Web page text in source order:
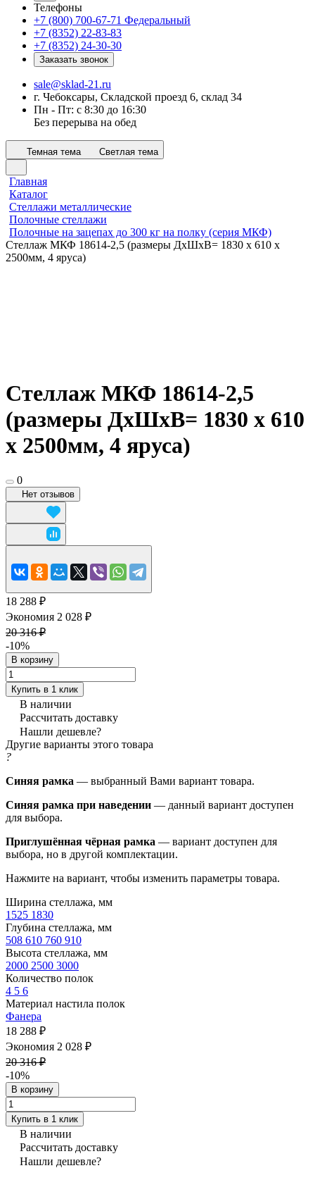
Телефоны
+7 (800) 700-67-71 Федеральный
+7 (8352) 22-83-83
+7 (8352) 24-30-30
Заказать звонок
sale@sklad-21.ru
г. Чебоксары, Складской проезд 6, склад 34
Пн - Пт: с 8:30 до 16:30
Без перерыва на обед
Темная тема Светлая тема
Главная
Каталог
Стеллажи металлические
Полочные стеллажи
Полочные на зацепах до 300 кг на полку (серия МКФ)
Стеллаж МКФ 18614-2,5 (размеры ДхШхВ= 1830 x 610 x
2500мм, 4 яруса)
Стеллаж МКФ 18614-2,5
(размеры ДхШхВ= 1830 x 610
x 2500мм, 4 яруса)
0
Нет отзывов
18 288 ₽
Экономия 2 028 ₽
20 316 ₽
-10%
В корзину
Купить в 1 клик
В наличии
Рассчитать доставку
Нашли дешевле?
Другие варианты этого товара
?
Синяя рамка — выбранный Вами вариант товара.
Синяя рамка при наведении — данный вариант доступен
для выбора.
Приглушённая чёрная рамка — вариант доступен для
выбора, но в другой комплектации.
Нажмите на вариант, чтобы изменить параметры товара.
Ширина стеллажа, мм
1525 1830
Глубина стеллажа, мм
508 610 760 910
Высота стеллажа, мм
2000 2500 3000
Количество полок
4 5 6
Материал настила полок
Фанера
18 288 ₽
Экономия 2 028 ₽
20 316 ₽
-10%
В корзину
Купить в 1 клик
В наличии
Рассчитать доставку
Нашли дешевле?